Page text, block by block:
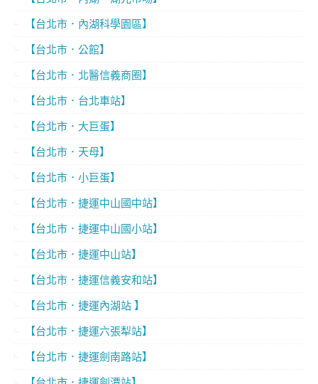
【台北市．內湖科學園區】
【台北市．公館】
【台北市．北醫信義商圈】
【台北市．台北車站】
【台北市．大巨蛋】
【台北市．天母】
【台北市．小巨蛋】
【台北市．捷運中山國中站】
【台北市．捷運中山國小站】
【台北市．捷運中山站】
【台北市．捷運信義安和站】
【台北市．捷運內湖站 】
【台北市．捷運六張犁站】
【台北市．捷運劍南路站】